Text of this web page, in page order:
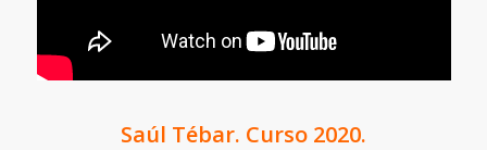
Saúl Tébar. Curso 2020.